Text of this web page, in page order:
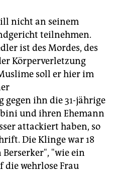
nicht an seinem
teilnehmen.
ist des Mordes, des
Körperverletzung
soll er hier im
ihn die 31-jährige
und ihren Ehemann
attackiert haben, so
Die Klinge war 18
"wie ein
die wehrlose Frau